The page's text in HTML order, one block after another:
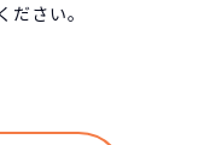
さい。